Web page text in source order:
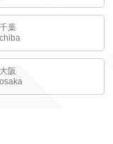
千葉
chiba
大阪
osaka